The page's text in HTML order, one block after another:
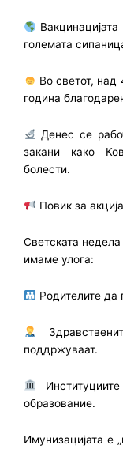
големата
Во светот, над
година
Денес се
закани како
болести.
Повик за акција
Светската
имаме улога:
Родителите да
поддржуваат.
образование.
Имунизацијата е